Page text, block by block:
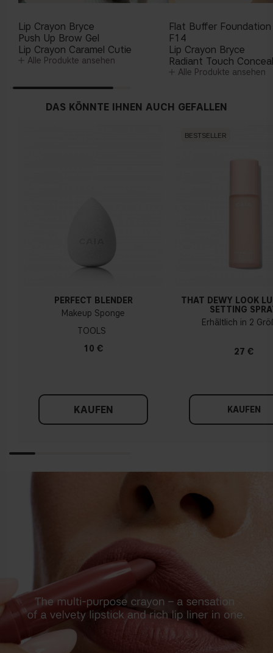
Lip Crayon Bryce
Push Up Brow Gel
Lip Crayon Caramel Cutie
Alle Produkte ansehen
Flat Buffer
F14
Lip Crayon Bryce
Radiant Touch
Alle Produkte ansehen
DAS KÖNNTE IHNEN AUCH GEFALLEN
PERFECT BLENDER
Makeup Sponge
TOOLS
10 €
KAUFEN
BESTSELLER
THAT DEWY LOOK
SETTING
Erhältlich in 2
27 €
KAUFEN